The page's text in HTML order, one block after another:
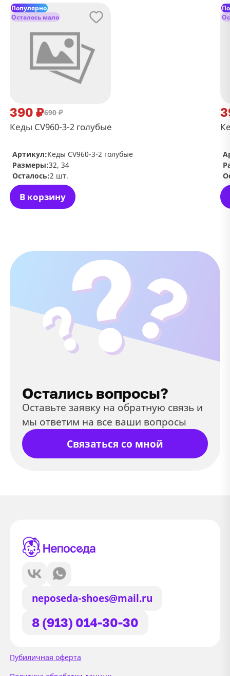
Популярно
Осталось мало
390 ₽690 ₽
Кеды CV960-3-2 голубые
В корзину
Артикул:Кеды CV960-3-2 голубые
Размеры:32, 34
Осталось:2 шт.
Остались вопросы?
Оставьте заявку на обратную связь и
мы ответим на все ваши вопросы
Связаться со мной
neposeda-shoes@mail.ru
8 (913) 014-30-30
Пубиличная оферта
Сайт использует файлы Cookie
Мы используем файлы cookie и